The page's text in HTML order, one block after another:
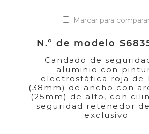
Marcar para
N.º de modelo
Candado de
aluminio con
electrostática roja de
(38mm) de ancho con
(25mm) de alto, con
seguridad retenedor
exclusivo